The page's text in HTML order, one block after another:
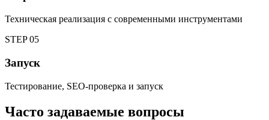
Техническая реализация с современными инструментами
STEP05
Запуск
Тестирование, SEO-проверка и запуск
Часто задаваемые вопросы